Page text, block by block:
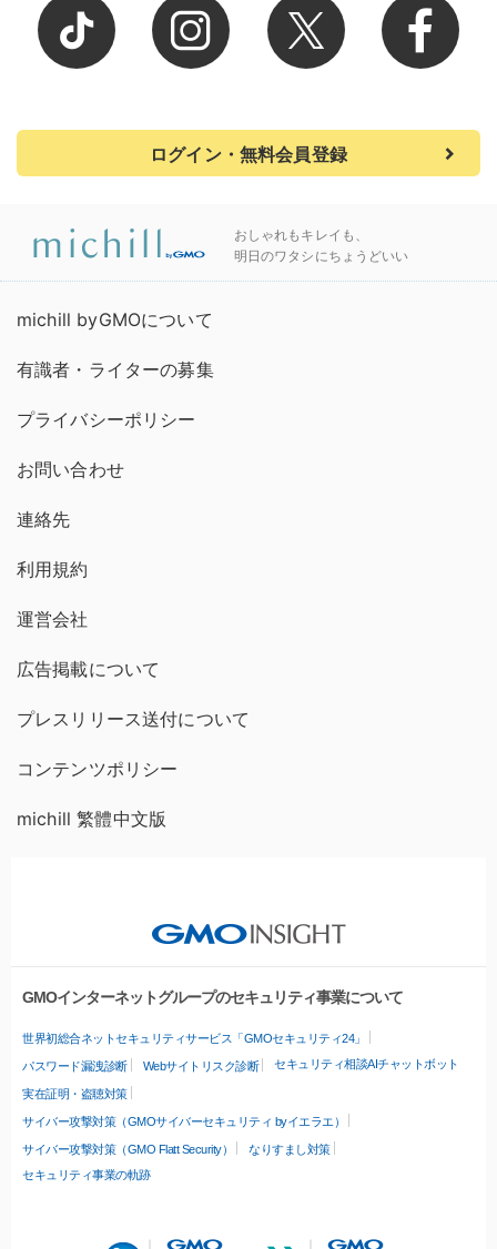
ログイン・無料会員登録
おしゃれもキレイも、
明日のワタシにちょうどいい
michill byGMOについて
有識者・ライターの募集
プライバシーポリシー
お問い合わせ
連絡先
利用規約
運営会社
広告掲載について
プレスリリース送付について
コンテンツポリシー
michill 繁體中文版
GMOインターネットグループのセキュリティ事業について
世界初総合ネットセキュリティサービス「GMOセキュリティ24」
パスワード漏洩診断 Webサイトリスク診断 セキュリティ相談AIチャットボット
実在証明・盗聴対策
サイバー攻撃対策（GMOサイバーセキュリティ byイエラエ）
サイバー攻撃対策（GMO Flatt Security）
なりすまし対策
セキュリティ事業の軌跡